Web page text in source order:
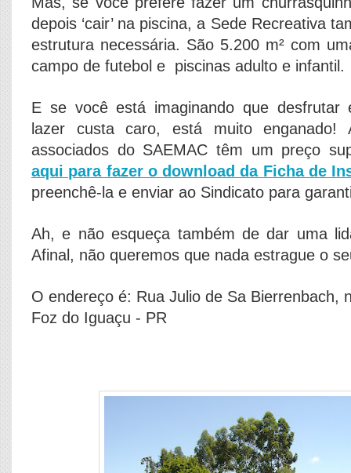
depois ‘cair’ na piscina, a Sede Recreativa
estrutura necessária. São 5.200 m² com
campo de futebol e piscinas adulto e infantil.
E se você está imaginando que desfrutar
lazer custa caro, está muito enganado!
associados do SAEMAC têm um preço
aqui para fazer o download da Ficha de
preenchê-la e enviar ao Sindicato para
Ah, e não esqueça também de dar uma
Afinal, não queremos que nada estrague o
O endereço é: Rua Julio de Sa Bierrenbach,
Foz do Iguaçu - PR